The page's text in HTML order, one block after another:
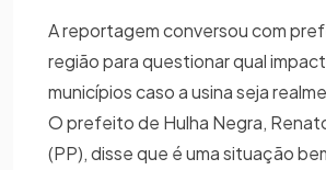
A reportagem conversou com
região para questionar qual
municípios caso a usina seja
O prefeito de Hulha Negra,
(PP), disse que é uma situação